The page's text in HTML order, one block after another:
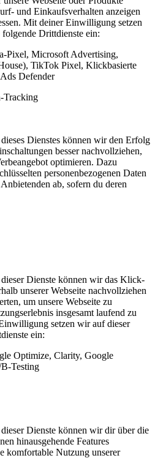
und Einkaufsverhalten anzeigen
Mit deiner Einwilligung setzen
Drittdienste ein:
Pixel, Microsoft Advertising,
TikTok Pixel, Klickbasierte
Defender
Tracking
Dienstes können wir den Erfolg
besser nachvollziehen,
optimieren. Dazu
personenbezogenen Daten
ab, sofern du deren
Dienste können wir das Klick-
unserer Webseite nachvollziehen
um unsere Webseite zu
insgesamt laufend zu
setzen wir auf dieser
ein:
Optimize, Clarity, Google
Testing
Dienste können wir dir über die
hinausgehende Features
komfortable Nutzung unserer